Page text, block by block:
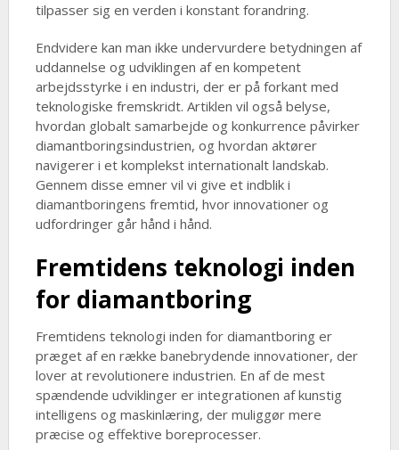
tilpasser sig en verden i konstant forandring.
Endvidere kan man ikke undervurdere betydningen af
uddannelse og udviklingen af en kompetent
arbejdsstyrke i en industri, der er på forkant med
teknologiske fremskridt. Artiklen vil også belyse,
hvordan globalt samarbejde og konkurrence påvirker
diamantboringsindustrien, og hvordan aktører
navigerer i et komplekst internationalt landskab.
Gennem disse emner vil vi give et indblik i
diamantboringens fremtid, hvor innovationer og
udfordringer går hånd i hånd.
Fremtidens teknologi inden
for diamantboring
Fremtidens teknologi inden for diamantboring er
præget af en række banebrydende innovationer, der
lover at revolutionere industrien. En af de mest
spændende udviklinger er integrationen af kunstig
intelligens og maskinlæring, der muliggør mere
præcise og effektive boreprocesser.